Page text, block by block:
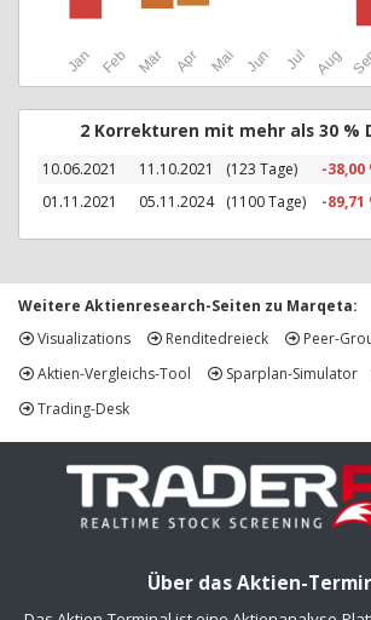
Jan Feb Mär Apr Mai Jun Jul Aug
2 Korrekturen mit mehr als 30 %
10.06.2021 11.10.2021 (123 Tage)
-38,00
01.11.2021
05.11.2024 (1100 Tage) -89,71
Weitere Aktienresearch-Seiten zu Marqeta:
Visualizations
Renditedreieck
Peer-
Aktien-Vergleichs-Tool
Sparplan-Simulator
Trading-Desk
Über das Aktien-